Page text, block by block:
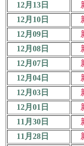
12月13日
12月10日
12月09日
12月08日
12月07日
12月04日
12月03日
12月01日
11月30日
11月28日